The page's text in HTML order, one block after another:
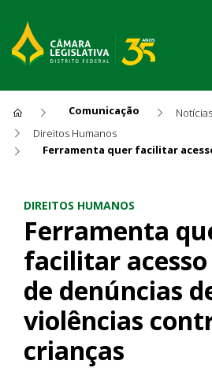
Comunicação
Notícias
Direitos Humanos
DIREITOS HUMANOS
Ferramenta
facilitar acesso
de denúncias
violências
crianças